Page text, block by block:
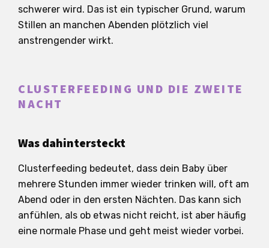
schwerer wird. Das ist ein typischer Grund, warum
Stillen an manchen Abenden plötzlich viel
anstrengender wirkt.
CLUSTERFEEDING UND DIE ZWEITE
NACHT
Was dahintersteckt
Clusterfeeding bedeutet, dass dein Baby über
mehrere Stunden immer wieder trinken will, oft am
Abend oder in den ersten Nächten. Das kann sich
anfühlen, als ob etwas nicht reicht, ist aber häufig
eine normale Phase und geht meist wieder vorbei.